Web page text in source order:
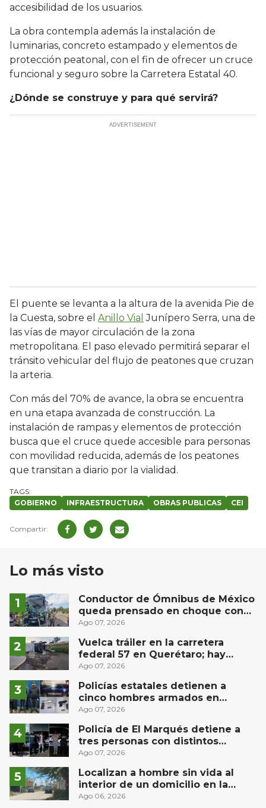
accesibilidad de los usuarios.
La obra contempla además la instalación de
luminarias, concreto estampado y elementos de
protección peatonal, con el fin de ofrecer un cruce
funcional y seguro sobre la Carretera Estatal 40.
¿Dónde se construye y para qué servirá?
El puente se levanta a la altura de la avenida Pie de
la Cuesta, sobre el Anillo Vial Junípero Serra, una de
las vías de mayor circulación de la zona
metropolitana. El paso elevado permitirá separar el
tránsito vehicular del flujo de peatones que cruzan
la arteria.
Con más del 70% de avance, la obra se encuentra
en una etapa avanzada de construcción. La
instalación de rampas y elementos de protección
busca que el cruce quede accesible para personas
con movilidad reducida, además de los peatones
que transitan a diario por la vialidad.
GOBIERNO INFRAESTRUCTURA OBRAS PUBLICAS CEI
Lo más visto
Conductor de Ómnibus de México
queda prensado en choque con
materialista en San Juan del Río
Ago 07, 2026
Vuelca tráiler en la carretera
federal 57 en Querétaro; hay
derrame de combustible
Ago 07, 2026
Policías estatales detienen a
cinco hombres armados en
Puebla capital
Ago 07, 2026
Policía de El Marqués detiene a
tres personas con distintos
narcóticos
Ago 07, 2026
Localizan a hombre sin vida al
interior de un domicilio en la
comunidad El Rodeo, San Juan del
Ago 06, 2026